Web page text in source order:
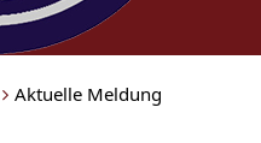
Aktuelle Meldung